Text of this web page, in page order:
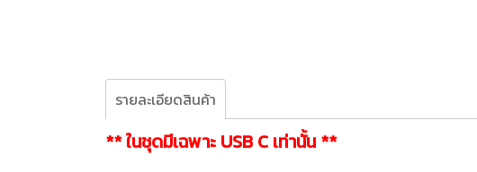
รายละเอียดสินค้า
** ในชุดมีเฉพาะ USB C เท่านั้น **